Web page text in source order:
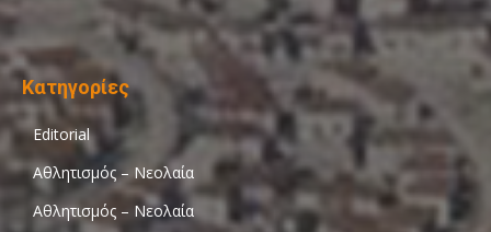
Κατηγορίες
Editorial
Αθλητισμός – Νεολαία
Αθλητισμός – Νεολαία